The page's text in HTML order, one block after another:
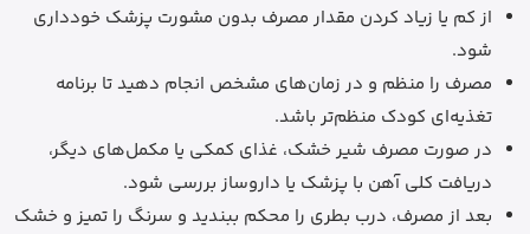
از کم یا زیاد کردن مقدار مصرف بدون مشورت پزشک خودداری
شود.
مصرف را منظم و در زمان‌های مشخص انجام دهید تا برنامه
تغذیه‌ای کودک منظم‌تر باشد.
در صورت مصرف شیر خشک، غذای کمکی یا مکمل‌های دیگر،
دریافت کلی آهن با پزشک یا داروساز بررسی شود.
بعد از مصرف، درب بطری را محکم ببندید و سرنگ را تمیز و خشک